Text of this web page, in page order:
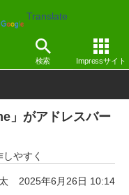
Translate
検索 Impressサイト
Android
」がアドレスバー
やすく
2025年6月26日 10:14